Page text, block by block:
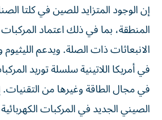
إن الوجود المتزايد للصين في كلتا
المنطقة، بما في ذلك اعتماد
الانبعاثات ذات الصلة. ويدعم
في أمريكا اللاتينية سلسلة توريد
في مجال الطاقة وغيرها من
الصيني الجديد في المركبات